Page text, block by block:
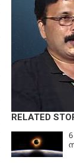
RELATED